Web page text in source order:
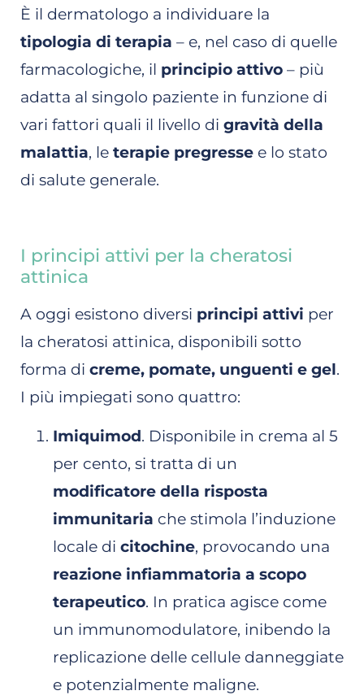
È il dermatologo a individuare la
tipologia di terapia – e, nel caso di quelle
farmacologiche, il principio attivo – più
adatta al singolo paziente in funzione di
vari fattori quali il livello di gravità della
malattia, le terapie pregresse e lo stato
di salute generale.
I principi attivi per la cheratosi
attinica
A oggi esistono diversi principi attivi per
la cheratosi attinica, disponibili sotto
forma di creme, pomate, unguenti e gel.
I più impiegati sono quattro:
Imiquimod. Disponibile in crema al 5
per cento, si tratta di un
modificatore della risposta
immunitaria che stimola l’induzione
locale di citochine, provocando una
reazione infiammatoria a scopo
terapeutico. In pratica agisce come
un immunomodulatore, inibendo la
replicazione delle cellule danneggiate
e potenzialmente maligne.